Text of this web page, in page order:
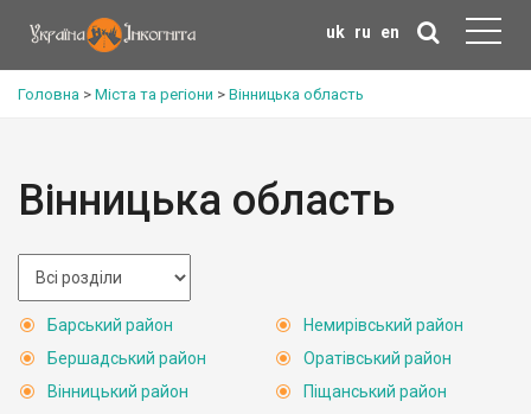
uk ru en
Головна > Міста та регіони > Вінницька область
Вінницька область
Барський район
Бершадський район
Вінницький район
Немирівський район
Оратівський район
Піщанський район